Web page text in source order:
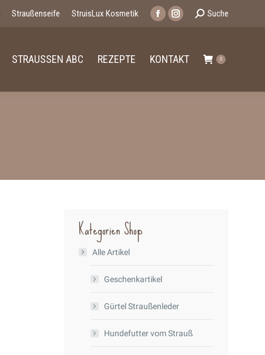
Straußenseife StruisLux Kosmetik
Facebook
in
Instagram
in
Search:
Suche
STRAUSSEN ABC REZEPTE KONTAKT 0
Kategorien Shop
Alle Artikel
Geschenkartikel
Gürtel Straußenleder
Hundefutter vom Strauß